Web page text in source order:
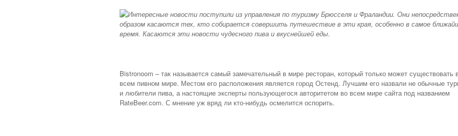
Интересные новости поступили из управления по туризму Брюсселя и Фраландии. Они
образом касаются тех, кто собирается совершить путешествие в эти края, особенно в самое
время. Касаются эти новости чудесного пива и вкуснейшей еды.
Bistronoom – так называется самый замечательный в мире ресторан, который только может существовать
всем пивном мире. Местом его расположения является город Остенд. Лучшим его назвали не обычные
и любители пива, а настоящие эксперты пользующегося авторитетом во всем мире сайта под названием
RateBeer.com. С мнение уж вряд ли кто-нибудь осмелится оспорить.